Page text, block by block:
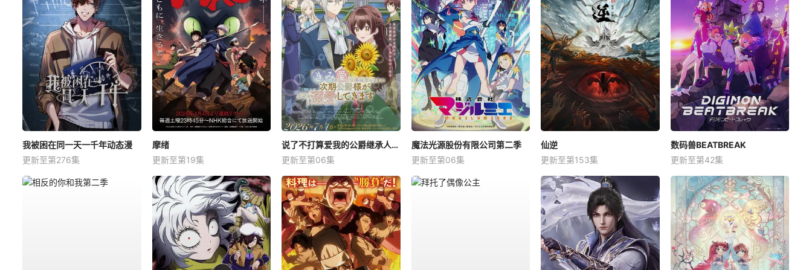
我被困在同一天一千年动态漫
更新至第276集
摩绪
更新至第19集
说了不打算爱我的公爵继承人，不知为何对我宠爱有加
更新至第06集
魔法光源股份有限公司第二季
更新至第06集
仙逆
更新至第153集
数码兽BEATBREAK
更新至第42集